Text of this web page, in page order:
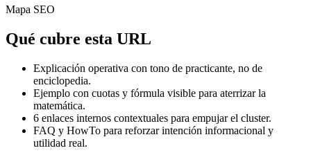
Mapa SEO
Qué cubre esta URL
Explicación operativa con tono de practicante, no de
enciclopedia.
Ejemplo con cuotas y fórmula visible para aterrizar la
matemática.
6 enlaces internos contextuales para empujar el cluster.
FAQ y HowTo para reforzar intención informacional y
utilidad real.